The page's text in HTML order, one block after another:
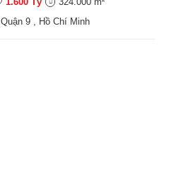
Quận 9 , Hồ Chí Minh